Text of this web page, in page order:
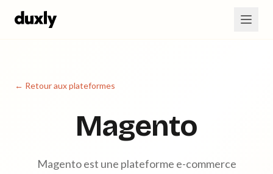
← Retour aux plateformes
Magento
Magento est une plateforme e-commerce